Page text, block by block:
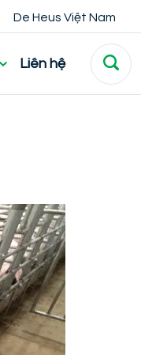
De Heus Việt Nam
Liên hệ